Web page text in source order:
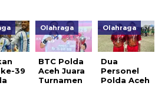
39
Olahraga
BTC Polda
Aceh Juara
Turnamen
Olahraga
Dua
Personel
Polda Aceh